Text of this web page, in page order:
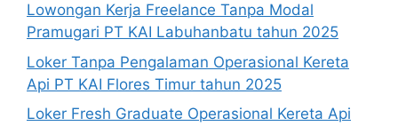
Lowongan Kerja Freelance Tanpa Modal
Pramugari PT KAI Labuhanbatu tahun 2025
Loker Tanpa Pengalaman Operasional Kereta
Api PT KAI Flores Timur tahun 2025
Loker Fresh Graduate Operasional Kereta Api